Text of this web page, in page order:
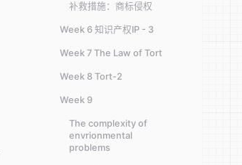
补救措施：商标侵权
Week 6 知识产权IP - 3
Week 7 The Law of Tort
Week 8 Tort-2
Week 9
The complexity of
envrionmental
problems